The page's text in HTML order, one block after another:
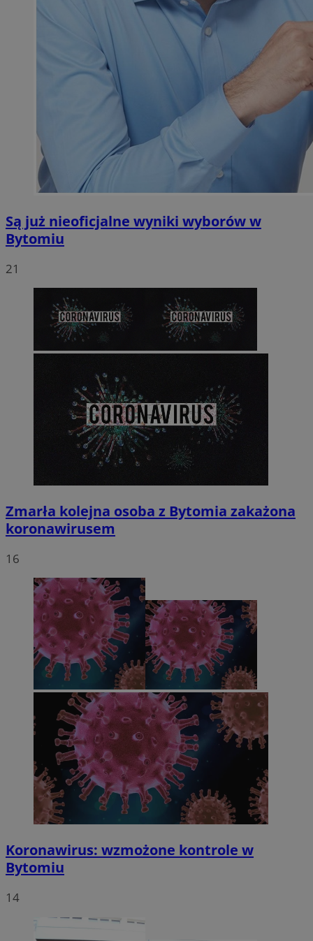
Są już nieoficjalne wyniki wyborów w
Bytomiu
21
Zmarła kolejna osoba z Bytomia zakażona
koronawirusem
16
Koronawirus: wzmożone kontrole w
Bytomiu
14